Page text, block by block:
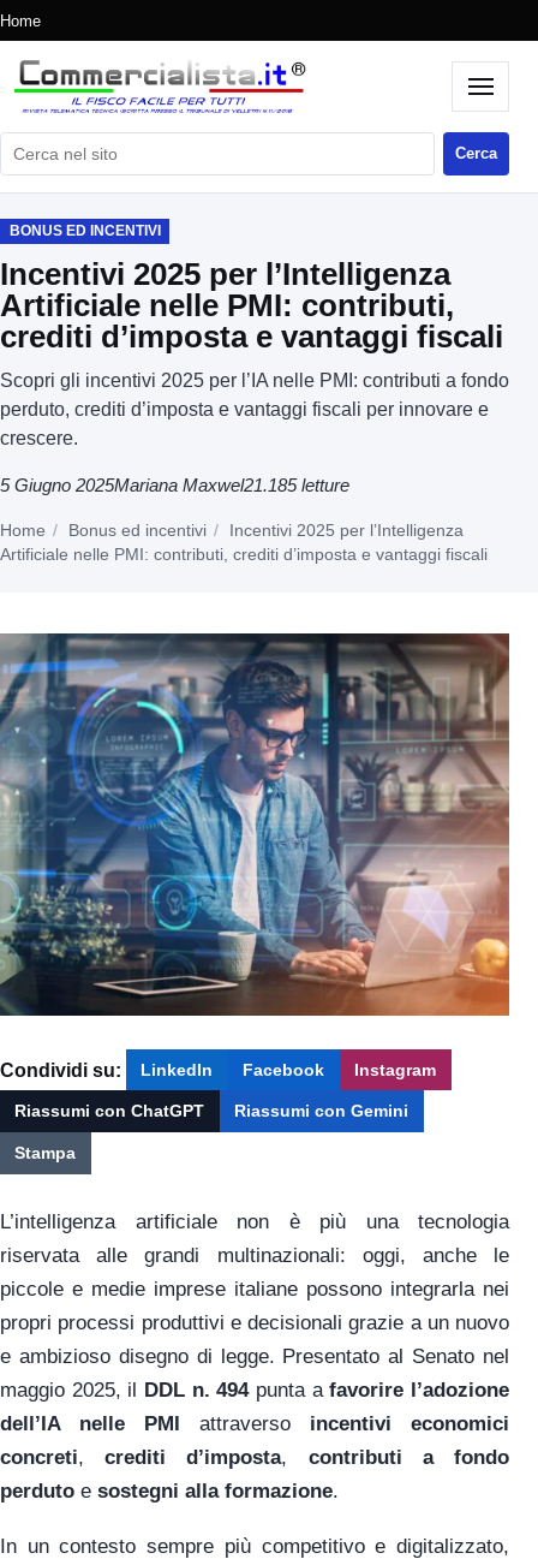
Home
Cerca nel sito Cerca
BONUS ED INCENTIVI
Incentivi 2025 per l’Intelligenza
Artificiale nelle PMI: contributi,
crediti d’imposta e vantaggi fiscali
Scopri gli incentivi 2025 per l’IA nelle PMI: contributi a fondo
perduto, crediti d’imposta e vantaggi fiscali per innovare e
crescere.
5 Giugno 2025Mariana Maxwel21.185 letture
Home Bonus ed incentivi
Incentivi 2025 per l’Intelligenza
Artificiale nelle PMI: contributi, crediti d’imposta e vantaggi fiscali
Condividi su: LinkedIn Facebook Instagram
Riassumi con ChatGPT Riassumi con Gemini
Stampa
L’intelligenza artificiale non è più una tecnologia
riservata alle grandi multinazionali: oggi, anche le
piccole e medie imprese italiane possono integrarla nei
propri processi produttivi e decisionali grazie a un nuovo
e ambizioso disegno di legge. Presentato al Senato nel
maggio 2025, il DDL n. 494punta afavorire l’adozione
dell’IA nelle PMI attraverso incentivi economici
concreti,crediti d’imposta, contributi a fondo
perduto e sostegni alla formazione.
In un contesto sempre più competitivo e digitalizzato,